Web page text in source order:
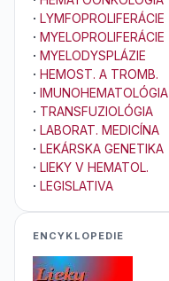
· LYMFOPROLIFERÁCIE
· MYELOPROLIFERÁCIE
· MYELODYSPLÁZIE
· HEMOST. A TROMB.
· IMUNOHEMATOLÓGIA
· TRANSFUZIOLÓGIA
· LABORAT. MEDICÍNA
· LEKÁRSKA GENETIKA
· LIEKY V HEMATOL.
· LEGISLATIVA
ENCYKLOPEDIE